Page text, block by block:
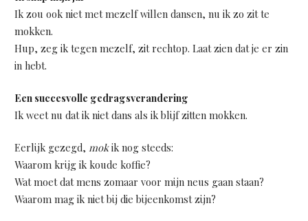
Ik zou ook niet met mezelf willen dansen, nu ik zo zit te
mokken.
Hup, zeg ik tegen mezelf, zit rechtop. Laat zien dat je er zin
in hebt.
Een succesvolle gedragsverandering
Ik weet nu dat ik niet dans als ik blijf zitten mokken.
Eerlijk gezegd, mokik nog steeds:
Waarom krijg ik koude koffie?
Wat moet dat mens zomaar voor mijn neus gaan staan?
Waarom mag ik niet bij die bijeenkomst zijn?